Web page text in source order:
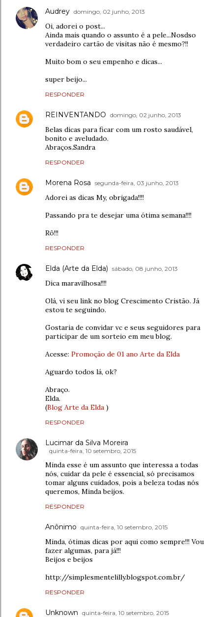
Audrey domingo, 02 junho, 2013
Oi, adorei o post...
Ainda mais quando o assunto é a pele...Nosdso
verdadeiro cartão de visitas não é mesmo?!!
Muito bom o seu empenho e dicas...
super beijo...
RESPONDER
REINVENTANDO domingo, 02 junho, 2013
Belas dicas para ficar com um rosto saudável,
bonito e aveludado.
Abraços.Sandra
RESPONDER
Morena Rosa segunda-feira, 03 junho, 2013
Adorei as dicas My, obrigada!!!!
Passando pra te desejar uma ótima semana!!!!
Rô!!!
RESPONDER
Elda (Arte da Elda) sábado, 08 junho, 2013
Dica maravilhosa!!!!
Olá, vi seu link no blog Crescimento Cristão. Já
estou te seguindo.
Gostaria de convidar vc e seus seguidores para
participar de um sorteio em meu blog.
Acesse: Promoção de 01 ano Arte da Elda
Aguardo todos lá, ok?
Abraço.
Elda.
(Blog Arte da Elda )
RESPONDER
Lucimar da Silva Moreira
quinta-feira, 10 setembro, 2015
Minda esse é um assunto que interessa a todas
nós, cuidar da pele é essencial, só precisamos
tomar alguns cuidados, pois a beleza todas nós
queremos, Minda beijos.
RESPONDER
Anônimo quinta-feira, 10 setembro, 2015
Minda, ótimas dicas por aqui como sempre!!! Vou
fazer algumas, para já!!!
Beijos e beijos
http://simplesmentelilly.blogspot.com.br/
RESPONDER
Unknown quinta-feira, 10 setembro, 2015